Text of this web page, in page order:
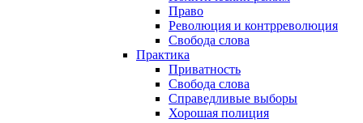
Право
Революция и контрреволюция
Свобода слова
Практика
Приватность
Свобода слова
Справедливые выборы
Хорошая полиция